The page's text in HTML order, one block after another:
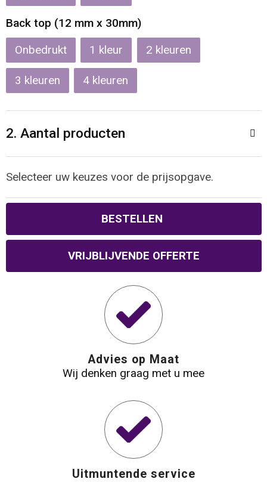
Schoenentassen
Schoudertassen
Sporttassen
Strandtassen
Tablettassen
Toilettassen
Trolleys
Waterbestendige tassen
Reistassensets
Oog- en gelaatsbescherming
Hoofdbescherming
Gehoorbescherming
Ademhalingsbescherming
Back top (12 mm x 30mm)
Onbedrukt 1 2
3 4
2. Aantal producten
Selecteer uw keuzes voor de prijsopgave.
BESTELLEN
VRIJBLIJVENDE OFFERTE
Advies op Maat
Wij denken graag met u mee
Uitmuntende service